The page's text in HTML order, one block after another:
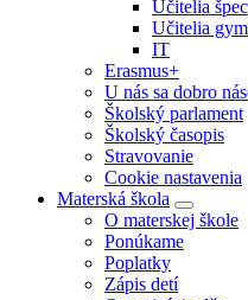
Učitelia
Učitelia
IT
Erasmus+
U nás sa dobro
Školský parlament
Školský časopis
Stravovanie
Cookie nastavenia
Materská škola
O materskej škole
Ponúkame
Poplatky
Zápis detí